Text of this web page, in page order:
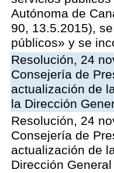
Autónoma de
90, 13.5.2015),
públicos» y se
Resolución, 24
Consejería de
actualización de
la Dirección
Resolución, 24
Consejería de
actualización de
Dirección